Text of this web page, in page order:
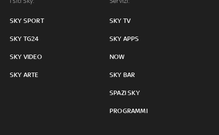
SKY SPORT
SKY TG24
SKY VIDEO
SKY ARTE
SKY TV
SKY APPS
NOW
SKY BAR
SPAZI SKY
PROGRAMMI